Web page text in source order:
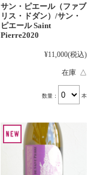
サン・ピエール（ファブ
リス・ドダン）/サン・
ピエール Saint
Pierre2020
¥11,000(税込)
在庫 △
数量： 本